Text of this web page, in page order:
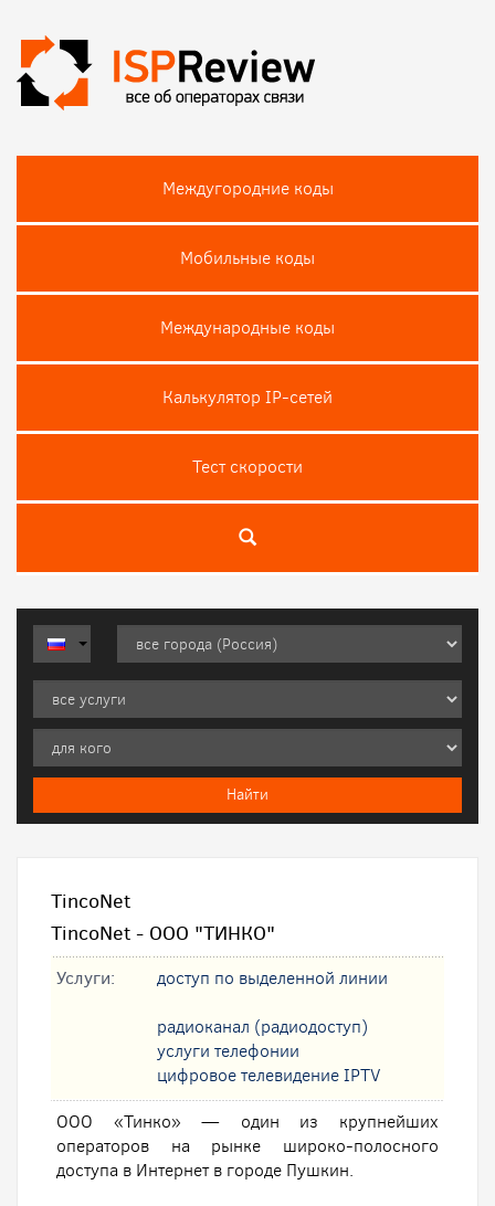
Междугородние коды
Мобильные коды
Международные коды
Калькулятор IP-сетей
Тест скороcти
TincoNet
TincoNet - ООО "ТИНКО"
Услуги: доступ по выделенной линии
радиоканал (радиодоступ)
услуги телефонии
цифровое телевидение IPTV
ООО «Тинко» — один из крупнейших
операторов на рынке широко-полосного
доступа в Интернет в городе Пушкин.